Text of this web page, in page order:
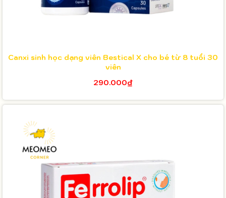
Canxi sinh học dạng viên Bestical X cho bé từ 8 tuổi 30
viên
290.000₫